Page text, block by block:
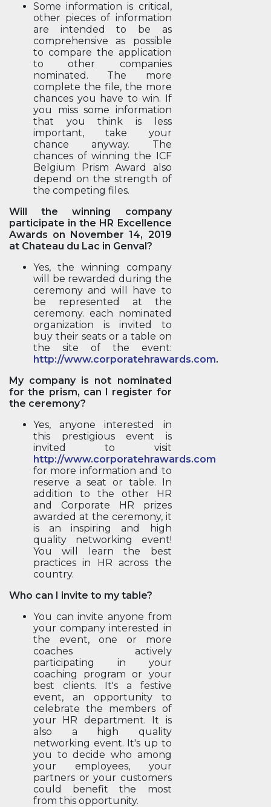
Some information is critical,
other pieces of information
are intended to be as
comprehensive as possible
to compare the application
to other companies
nominated. The more
complete the file, the more
chances you have to win. If
you miss some information
that you think is less
important, take your
chance anyway. The
chances of winning the ICF
Belgium Prism Award also
depend on the strength of
the competing files.
Will the winning company
participate in the HR Excellence
Awards on November 14, 2019
at Chateau du Lac in Genval?
Yes, the winning company
will be rewarded during the
ceremony and will have to
be represented at the
ceremony. each nominated
organization is invited to
buy their seats or a table on
the site of the event:
http://www.corporatehrawards.com.
My company is not nominated
for the prism, can I register for
the ceremony?
Yes, anyone interested in
this prestigious event is
invited to visit
http://www.corporatehrawards.com
for more information and to
reserve a seat or table. In
addition to the other HR
and Corporate HR prizes
awarded at the ceremony, it
is an inspiring and high
quality networking event!
You will learn the best
practices in HR across the
country.
Who can I invite to my table?
You can invite anyone from
your company interested in
the event, one or more
coaches actively
participating in your
coaching program or your
best clients. It's a festive
event, an opportunity to
celebrate the members of
your HR department. It is
also a high quality
networking event. It's up to
you to decide who among
your employees, your
partners or your customers
could benefit the most
from this opportunity.